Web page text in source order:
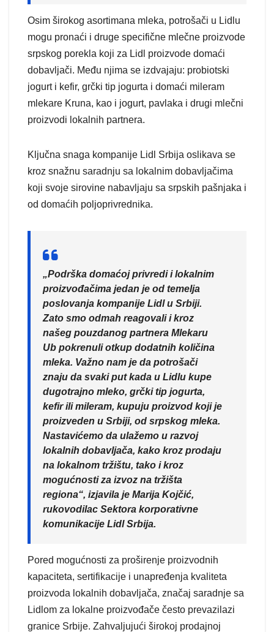
Osim širokog asortimana mleka, potrošači u Lidlu
mogu pronaći i druge specifične mlečne proizvode
srpskog porekla koji za Lidl proizvode domaći
dobavljači. Među njima se izdvajaju: probiotski
jogurt i kefir, grčki tip jogurta i domaći mileram
mlekare Kruna, kao i jogurt, pavlaka i drugi mlečni
proizvodi lokalnih partnera.
Ključna snaga kompanije Lidl Srbija oslikava se
kroz snažnu saradnju sa lokalnim dobavljačima
koji svoje sirovine nabavljaju sa srpskih pašnjaka i
od domaćih poljoprivrednika.
„Podrška domaćoj privredi i lokalnim
proizvođačima jedan je od temelja
poslovanja kompanije Lidl u Srbiji.
Zato smo odmah reagovali i kroz
našeg pouzdanog partnera Mlekaru
Ub pokrenuli otkup dodatnih količina
mleka. Važno nam je da potrošači
znaju da svaki put kada u Lidlu kupe
dugotrajno mleko, grčki tip jogurta,
kefir ili mileram, kupuju proizvod koji je
proizveden u Srbiji, od srpskog mleka.
Nastavićemo da ulažemo u razvoj
lokalnih dobavljača, kako kroz prodaju
na lokalnom tržištu, tako i kroz
mogućnosti za izvoz na tržišta
regiona“, izjavila je Marija Kojčić,
rukovodilac Sektora korporativne
komunikacije Lidl Srbija.
Pored mogućnosti za proširenje proizvodnih
kapaciteta, sertifikacije i unapređenja kvaliteta
proizvoda lokalnih dobavljača, značaj saradnje sa
Lidlom za lokalne proizvođače često prevazilazi
granice Srbije. Zahvaljujući širokoj prodajnoj